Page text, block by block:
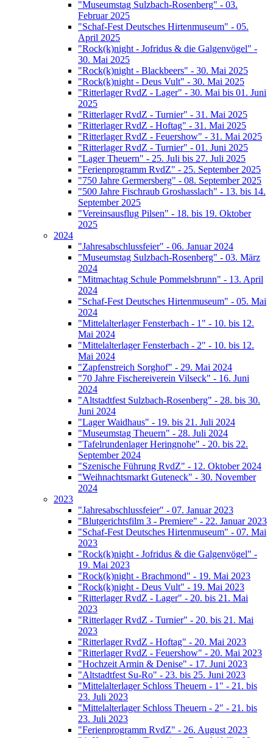
"Museumstag Sulzbach-Rosenberg" - 03.
Februar 2025
"Schaf-Fest Deutsches Hirtenmuseum" - 05.
April 2025
"Rock(k)night - Jofridus & die Galgenvögel" -
30. Mai 2025
"Rock(k)night - Blackbeers" - 30. Mai 2025
"Rock(k)night - Deus Vult" - 30. Mai 2025
"Ritterlager RvdZ - Lager" - 30. Mai bis 01. Juni
2025
"Ritterlager RvdZ - Turnier" - 31. Mai 2025
"Ritterlager RvdZ - Hoftag" - 31. Mai 2025
"Ritterlager RvdZ - Feuershow" - 31. Mai 2025
"Ritterlager RvdZ - Turnier" - 01. Juni 2025
"Lager Theuern" - 25. Juli bis 27. Juli 2025
"Ferienprogramm RvdZ" - 25. September 2025
"750 Jahre Germersberg" - 08. September 2025
"500 Jahre Fischraub Groshasslach" - 13. bis 14.
September 2025
"Vereinsausflug Pilsen" - 18. bis 19. Oktober
2025
2024
"Jahresabschlussfeier" - 06. Januar 2024
"Museumstag Sulzbach-Rosenberg" - 03. März
2024
"Mitmachtag Schule Pommelsbrunn" - 13. April
2024
"Schaf-Fest Deutsches Hirtenmuseum" - 05. Mai
2024
"Mittelalterlager Fensterbach - 1" - 10. bis 12.
Mai 2024
"Mittelalterlager Fensterbach - 2" - 10. bis 12.
Mai 2024
"Zapfenstreich Sorghof" - 29. Mai 2024
"70 Jahre Fischereiverein Vilseck" - 16. Juni
2024
"Altstadtfest Sulzbach-Rosenberg" - 28. bis 30.
Juni 2024
"Lager Waidhaus" - 19. bis 21. Juli 2024
"Museumstag Theuern" - 28. Juli 2024
"Tafelrundenlager Heringnohe" - 20. bis 22.
September 2024
"Szenische Führung RvdZ" - 12. Oktober 2024
"Weihnachtsmarkt Guteneck" - 30. November
2024
2023
"Jahresabschlussfeier" - 07. Januar 2023
"Blutgerichtsfilm 3 - Premiere" - 22. Januar 2023
"Schaf-Fest Deutsches Hirtenmuseum" - 07. Mai
2023
"Rock(k)night - Jofridus & die Galgenvögel" -
19. Mai 2023
"Rock(k)night - Brachmond" - 19. Mai 2023
"Rock(k)night - Deus Vult" - 19. Mai 2023
"Ritterlager RvdZ - Lager" - 20. bis 21. Mai
2023
"Ritterlager RvdZ - Turnier" - 20. bis 21. Mai
2023
"Ritterlager RvdZ - Hoftag" - 20. Mai 2023
"Ritterlager RvdZ - Feuershow" - 20. Mai 2023
"Hochzeit Armin & Denise" - 17. Juni 2023
"Altstadtfest Su-Ro" - 23. bis 25. Juni 2023
"Mittelalterlager Schloss Theuern - 1" - 21. bis
23. Juli 2023
"Mittelalterlager Schloss Theuern - 2" - 21. bis
23. Juli 2023
"Ferienprogramm RvdZ" - 26. August 2023